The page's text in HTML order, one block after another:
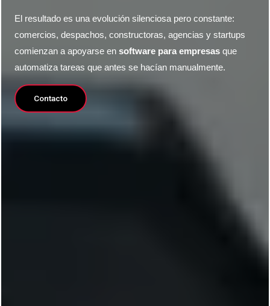
El resultado es una evolución silenciosa pero constante:
comercios, despachos, constructoras, agencias y startups
comienzan a apoyarse ensoftware para empresas que
automatiza tareas que antes se hacían manualmente.
Contacto